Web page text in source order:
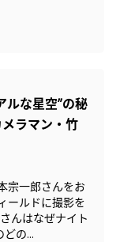
ルな星空”の秘
ラマン・竹
宗一郎さんをお
ールドに撮影を
んはなぜナイト
の...